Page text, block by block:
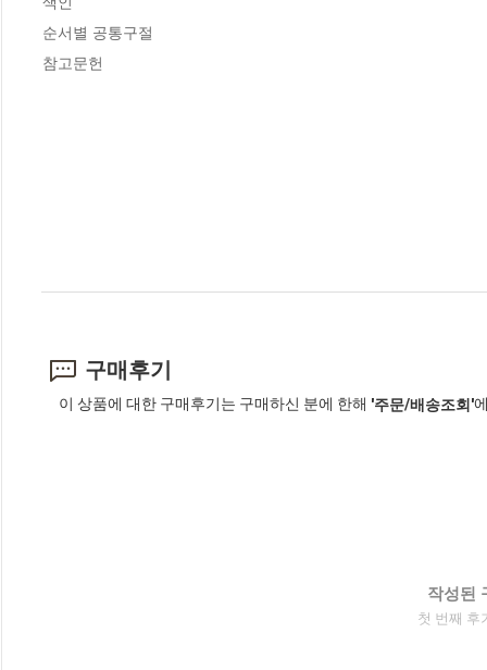
순서별 공통구절
참고문헌
구매후기
이 상품에 대한 구매후기는 구매하신 분에 한해 '주문/배송조회'
작성된
첫 번째 후